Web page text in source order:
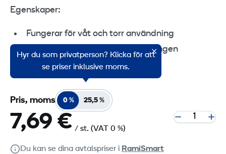
Egenskaper:
Fungerar för våt och torr användning
Samlar bara upp damm och har ingen
förfiltrering
Hyr du som privatperson? Klicka för att
se priser inklusive moms.
Pris, moms 0 % 25,5 %
7,69 € / st. (VAT 0 %)
Du kan se dina avtalspriser i RamiSmart